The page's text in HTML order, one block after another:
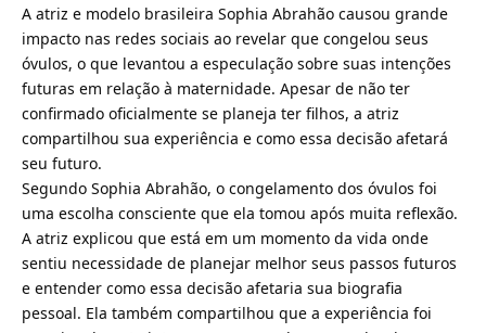
A atriz e modelo brasileira Sophia Abrahão causou grande
impacto nas redes sociais ao revelar que congelou seus
óvulos, o que levantou a especulação sobre suas intenções
futuras em relação à maternidade. Apesar de não ter
confirmado oficialmente se planeja ter filhos, a atriz
compartilhou sua experiência e como essa decisão afetará
seu futuro.
Segundo Sophia Abrahão, o congelamento dos óvulos foi
uma escolha consciente que ela tomou após muita reflexão.
A atriz explicou que está em um momento da vida onde
sentiu necessidade de planejar melhor seus passos futuros
e entender como essa decisão afetaria sua biografia
pessoal. Ela também compartilhou que a experiência foi